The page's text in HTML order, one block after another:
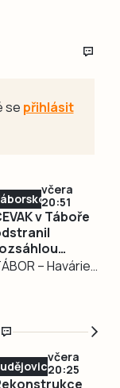
se přihlásit
včera
20:51
v Táboře
a v půl
– Havárie
odpoledne ocitla
bez vody zhruba
města v
části
včera
20:25